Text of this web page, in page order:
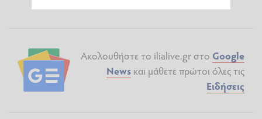
Ακολουθήστε το ilialive.gr στο Google
News και μάθετε πρώτοι όλες τις
Ειδήσεις